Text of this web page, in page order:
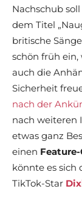
Nachschub
dem Titel
britische
schön früh ein,
auch die
Sicherheit
nach der
nach weiteren
etwas ganz
einen
könnte es sich
TikTok-Star